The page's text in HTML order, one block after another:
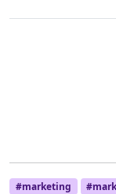
#marketing